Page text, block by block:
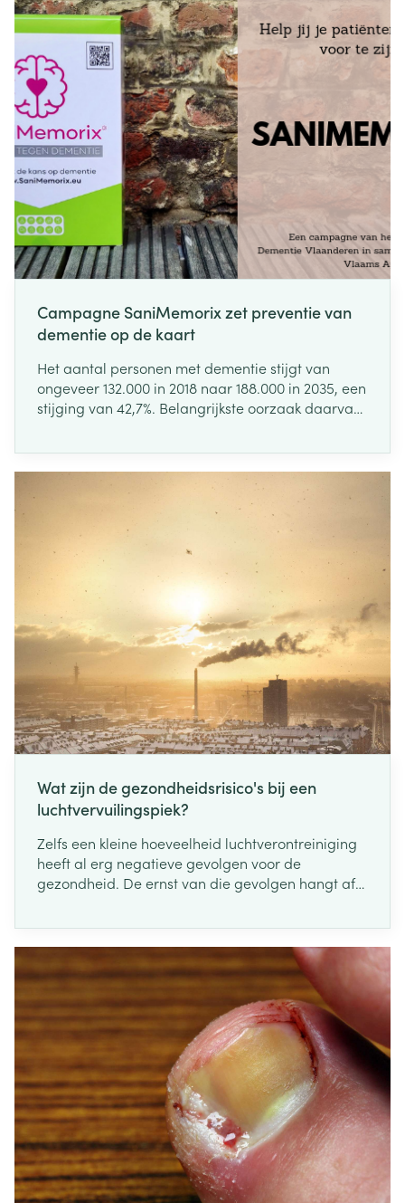
976 Belgische jongeren tussen 12 en 23 jaar over
hun digitale welzijn.
Campagne SaniMemorix zet preventie van
dementie op de kaart
Het aantal personen met dementie stijgt van
ongeveer 132.000 in 2018 naar 188.000 in 2035, een
stijging van 42,7%. Belangrijkste oorzaak daarvan
dan ook de belangrijkste en meest bekende
Wat zijn de gezondheidsrisico's bij een
luchtvervuilingspiek?
Zelfs een kleine hoeveelheid luchtverontreiniging
heeft al erg negatieve gevolgen voor de
gezondheid. De ernst van die gevolgen hangt af
vervuilende stoffen in de lucht, hoe lang je eraan
wordt blootgesteld, welke activiteiten je uitoefent
tijdens de blootstelling en hoe gevoelig je ervoor
bent.